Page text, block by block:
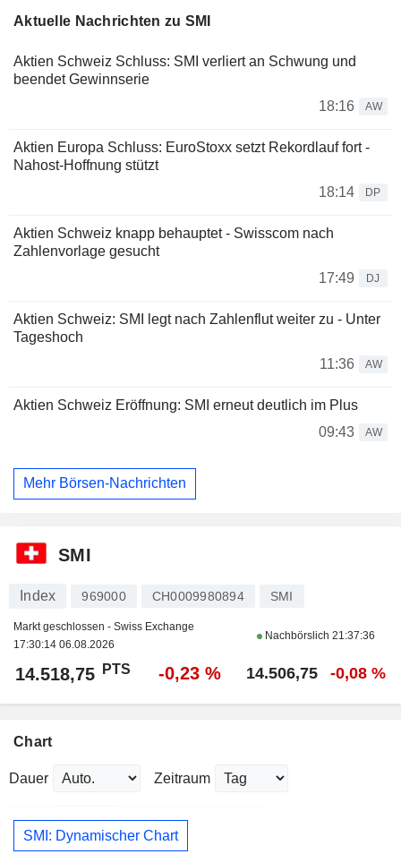
Aktuelle Nachrichten zu SMI
Aktien Schweiz Schluss: SMI verliert an Schwung und
beendet Gewinnserie
18:16
AW
Aktien Europa Schluss: EuroStoxx setzt Rekordlauf fort -
Nahost-Hoffnung stützt
18:14
DP
Aktien Schweiz knapp behauptet - Swisscom nach
Zahlenvorlage gesucht
17:49
DJ
Aktien Schweiz: SMI legt nach Zahlenflut weiter zu - Unter
Tageshoch
11:36
AW
Aktien Schweiz Eröffnung: SMI erneut deutlich im Plus
09:43
AW
Mehr Börsen-Nachrichten
SMI
Index 969000 CH0009980894 SMI
Markt geschlossen - Swiss Exchange
17:30:14 06.08.2026
Nachbörslich 21:37:36
14.518,75 PTS -0,23 % 14.506,75 -0,08 %
Chart
Dauer Zeitraum
SMI: Dynamischer Chart